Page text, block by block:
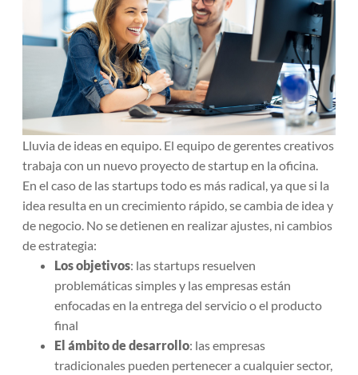
Lluvia de ideas en equipo. El equipo de gerentes creativos
trabaja con un nuevo proyecto de startup en la oficina.
En el caso de las startups todo es más radical, ya que si la
idea resulta en un crecimiento rápido, se cambia de idea y
de negocio. No se detienen en realizar ajustes, ni cambios
de estrategia:
Los objetivos: las startups resuelven
problemáticas simples y las empresas están
enfocadas en la entrega del servicio o el producto
final
El ámbito de desarrollo: las empresas
tradicionales pueden pertenecer a cualquier sector,